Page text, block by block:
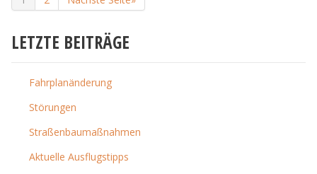
LETZTE BEITRÄGE
Fahrplanänderung
Störungen
Straßenbaumaßnahmen
Aktuelle Ausflugstipps